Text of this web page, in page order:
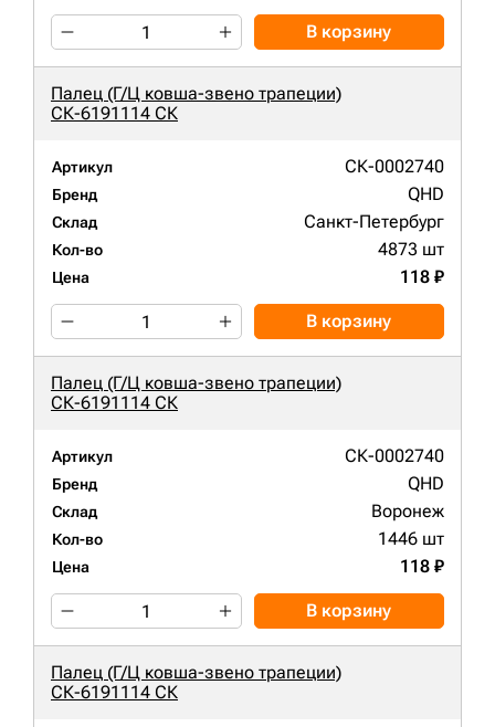
В корзину
Палец (Г/Ц ковша-звено трапеции)
СК-6191114 СК
Артикул СК-0002740
Бренд QHD
Склад Санкт-Петербург
Кол-во 4873 шт
Цена 118 ₽
В корзину
Палец (Г/Ц ковша-звено трапеции)
СК-6191114 СК
Артикул СК-0002740
Бренд QHD
Склад Воронеж
Кол-во 1446 шт
Цена 118 ₽
В корзину
Палец (Г/Ц ковша-звено трапеции)
СК-6191114 СК